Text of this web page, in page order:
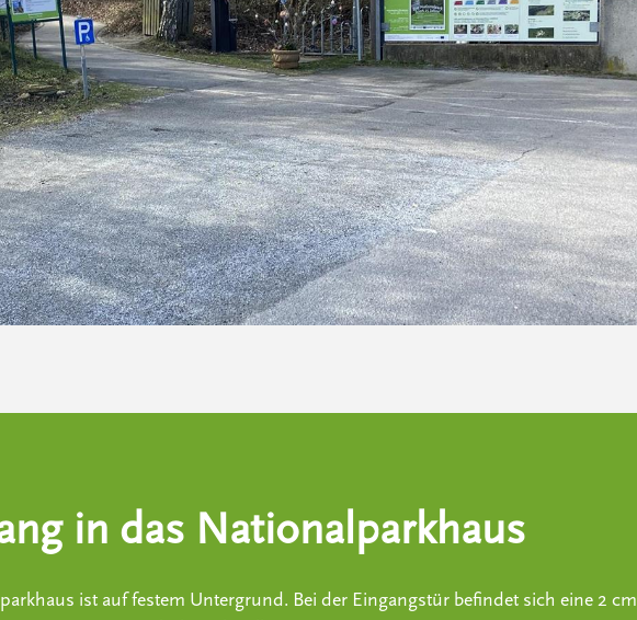
in das Nationalparkhaus
ist auf festem Untergrund. Bei der Eingangstür befindet sich eine 2 cm